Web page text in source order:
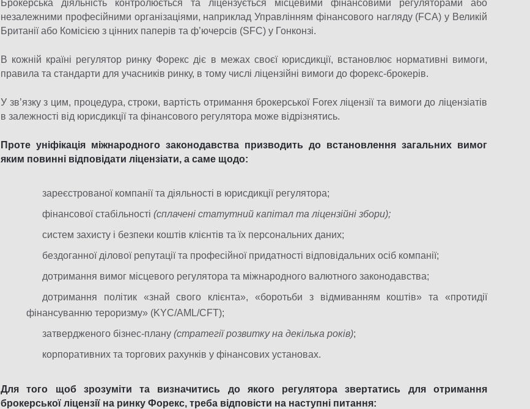
Брокерська діяльність контролюється та ліцензується місцевими фінансовими регуляторами або
незалежними професійними організаціями, наприклад Управлінням фінансового нагляду (FCA) у Великій
Британії або Комісією з цінних паперів та ф’ючерсів (SFC) у Гонконзі.
В кожній країні регулятор ринку Форекс діє в межах своєї юрисдикції, встановлює нормативні вимоги,
правила та стандарти для учасників ринку, в тому числі ліцензійні вимоги до форекс-брокерів.
У зв’язку з цим, процедура, строки, вартість отримання брокерської Forex ліцензії та вимоги до ліцензіатів
в залежності від юрисдикції та фінансового регулятора може відрізнятись.
Проте уніфікація міжнародного законодавства призводить до встановлення загальних вимог
яким повинні відповідати ліцензіати, а саме щодо:
зареєстрованої компанії та діяльності в юрисдикції регулятора;
фінансової стабільності (сплачені статутний капітал та ліцензійні збори);
систем захисту і безпеки коштів клієнтів та їх персональних даних;
бездоганної ділової репутації та професійної придатності відповідальних осіб компанії;
дотримання вимог місцевого регулятора та міжнародного валютного законодавства;
дотримання політик «знай свого клієнта», «боротьби з відмиванням коштів» та «протидії
фінансуванню тероризму» (KYC/AML/СFT);
затвердженого бізнес-плану (стратегії розвитку на декілька років);
корпоративних та торгових рахунків у фінансових установах.
Для того щоб зрозуміти та визначитись до якого регулятора звертатись для отримання
брокерської ліцензії на ринку Форекс, треба відповісти на наступні питання: